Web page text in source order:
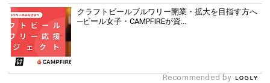
クラフトビールブルワリー開業・拡大を目指す方へ
─ビール女子・CAMPFIREが資...
Recommended by